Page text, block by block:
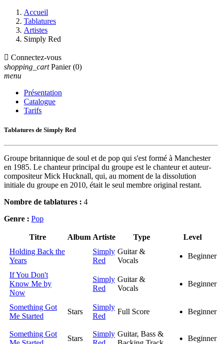
Accueil
Tablatures
Artistes
Simply Red
 Connectez-vous
shopping_cart Panier (0)
menu
Présentation
Catalogue
Tarifs
Tablatures de Simply Red
Groupe britannique de soul et de pop qui s'est formé à Manchester
en 1985. Le chanteur principal du groupe est le chanteur et auteur-
compositeur Mick Hucknall, qui, au moment de la dissolution
initiale du groupe en 2010, était le seul membre original restant.
Nombre de tablatures : 4
Genre : Pop
Titre Album Artiste Type
Level
Holding Back the
Years
Simply
Red
Guitar &
Vocals
Beginner
If You Don't
Know Me by
Now
Simply
Red
Guitar &
Vocals
Beginner
Something Got
Me Started
Stars
Simply
Red
Full Score Beginner
Something Got
Stars
Simply Guitar, Bass &
Beginner